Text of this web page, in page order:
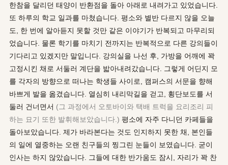
한참을 달리던 태양이 반환점을 돌아 아래로 내려가고 있었습니다.
또 하루의 학교 일과를 마쳤습니다. 평소와 별반 다르지 않을 오늘
도, 한 번에 알아듣지 못할 것만 같은 이야기가 반복되고 마무리되
었습니다. 물론 학기를 마치기 전까지는 반복적으로 다른 강의들이
기다리고 있겠지만 말입니다. 강의실을 나선 후, 가방을 어깨에 꽉
고정시킨 채로 서둘러 계단을 밟아내려갔습니다. 그렇게 어딘지 모
를 각자의 방향으로 떠나는 학생들 사이로, 캠퍼스의 서문을 향해
바쁘게 발을 옮겼습니다. 열심히 내리막길을 걷고, 횡단보도를 서
둘러 건너면서 (그 과정에서 오토바이와 택배 트럭을 요리조리 피
하는 묘기 또한 발휘해보았습니다.) 평소에 자주 다니던 카페들을
돌아보았습니다. 제가 바라본다는 것도 인지하지 못한 채, 본인들
의 일에 열중하는 오랜 친구들의 찡그린 눈들이 보였습니다. 굳이
인사는 하지 않았습니다. 그들에 대한 반가움도 잠시, 자리가 꽉 찬